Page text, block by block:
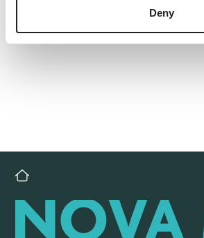
Deny
Back to overview